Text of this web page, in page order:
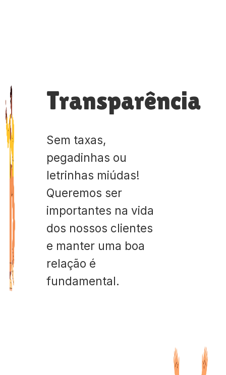
Transparência
Sem taxas,
pegadinhas ou
letrinhas miúdas!
Queremos ser
importantes na vida
dos nossos clientes
e manter uma boa
relação é
fundamental.